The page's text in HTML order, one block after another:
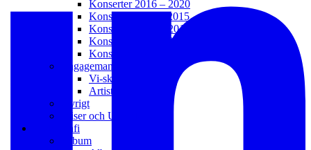
Konserter 2016 – 2020
Konserter 2011 – 2015
Konserter 2006 – 2010
Konserter 2001 – 2005
Konserter 1996 – 2000
Engagemang
Vi-skogen
Artister för Miljön
Övrigt
Priser och Utmärkelser
Diskografi
Album